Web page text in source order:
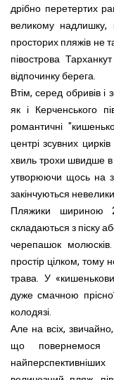
дрібно перетертих
великому надлишку,
просторих пляжів не
півострова
відпочинку берега.
Втім, серед обривів і
як і Керченського
романтичні
центрі зсувних
хвиль трохи швидше в
утворюючи щось на
закінчуються
Пляжики шириною
складаються з піску
черепашок
простір цілком, тому
трава. У
дуже смачною
колодязі.
Але на всіх,
що повернемося